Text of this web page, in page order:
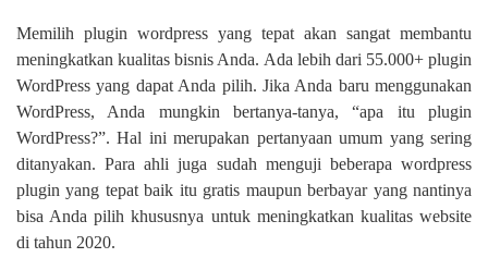
Memilih plugin wordpress yang tepat akan sangat membantu
meningkatkan kualitas bisnis Anda. Ada lebih dari 55.000+ plugin
WordPress yang dapat Anda pilih. Jika Anda baru menggunakan
WordPress, Anda mungkin bertanya-tanya, “apa itu plugin
WordPress?”. Hal ini merupakan pertanyaan umum yang sering
ditanyakan. Para ahli juga sudah menguji beberapa wordpress
plugin yang tepat baik itu gratis maupun berbayar yang nantinya
bisa Anda pilih khususnya untuk meningkatkan kualitas website
di tahun 2020.